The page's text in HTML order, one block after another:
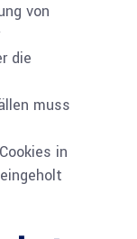
von
die
muss
in